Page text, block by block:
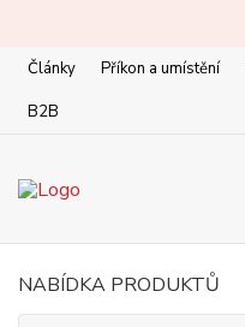
Články Příkon a umístění
B2B
NABÍDKA PRODUKTŮ